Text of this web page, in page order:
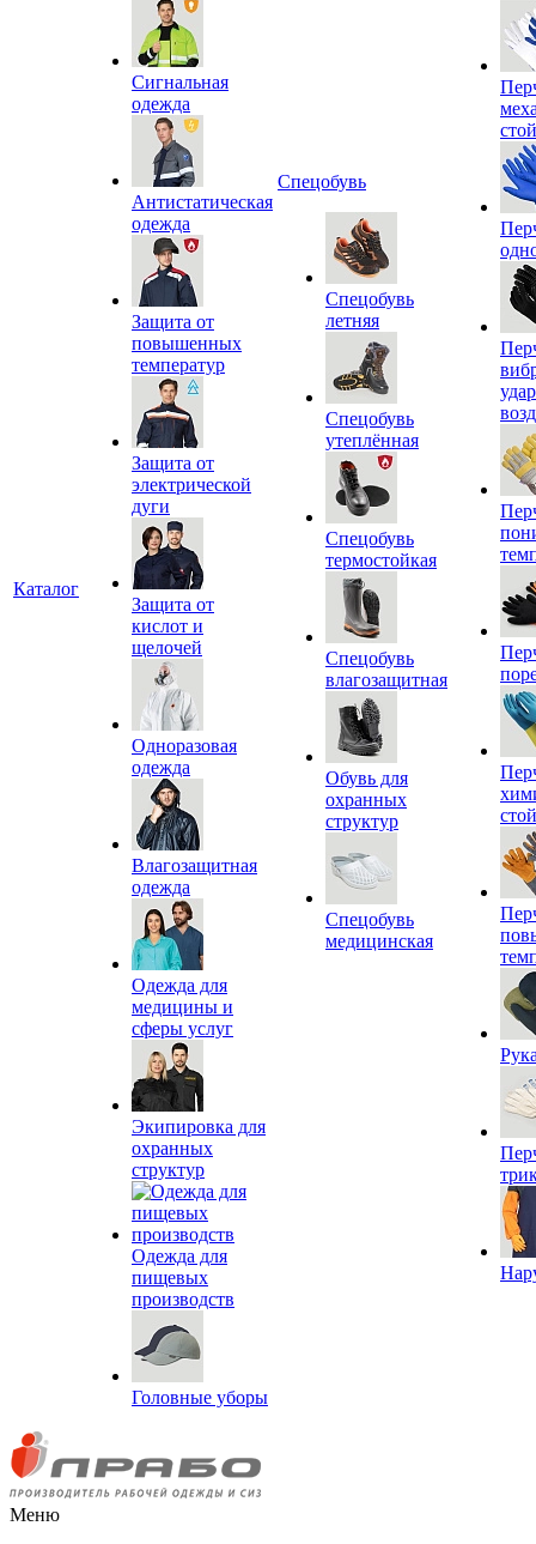
Каталог
Сигнальная
одежда
Антистатическая
одежда
Защита от
повышенных
температур
Защита от
электрической
дуги
Защита от
кислот и
щелочей
Одноразовая
одежда
Влагозащитная
одежда
Одежда для
медицины и
сферы услуг
Экипировка для
охранных
структур
Одежда для
пищевых
производств
Головные уборы
Спецобувь
Спецобувь
летняя
Спецобувь
утеплённая
Спецобувь
термостойкая
Спецобувь
влагозащитная
Обувь для
охранных
структур
Спецобувь
медицинская
Меню